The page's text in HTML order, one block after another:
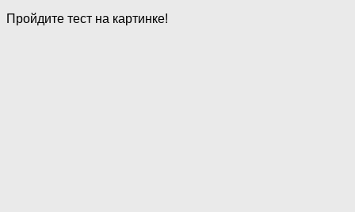
Пройдите тест на картинке!